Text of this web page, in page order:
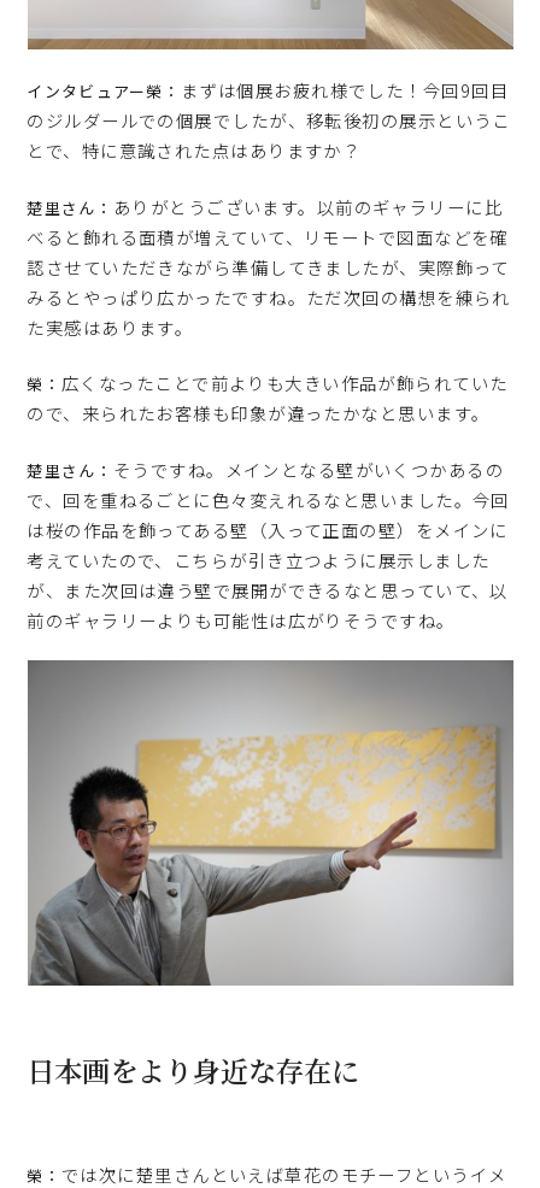
インタビュアー榮： まずは個展お疲れ様でした！今回9回目
のジルダールでの個展でしたが、移転後初の展示というこ
とで、特に意識された点はありますか？
楚里さん： ありがとうございます。以前のギャラリーに比
べると飾れる面積が増えていて、リモートで図面などを確
認させていただきながら準備してきましたが、実際飾って
みるとやっぱり広かったですね。ただ次回の構想を練られ
た実感はあります。
榮： 広くなったことで前よりも大きい作品が飾られていた
ので、来られたお客様も印象が違ったかなと思います。
楚里さん： そうですね。メインとなる壁がいくつかあるの
で、回を重ねるごとに色々変えれるなと思いました。今回
は桜の作品を飾ってある壁（入って正面の壁）をメインに
考えていたので、こちらが引き立つように展示しました
が、また次回は違う壁で展開ができるなと思っていて、以
前のギャラリーよりも可能性は広がりそうですね。
日本画をより身近な存在に
榮： では次に楚里さんといえば草花のモチーフというイメ